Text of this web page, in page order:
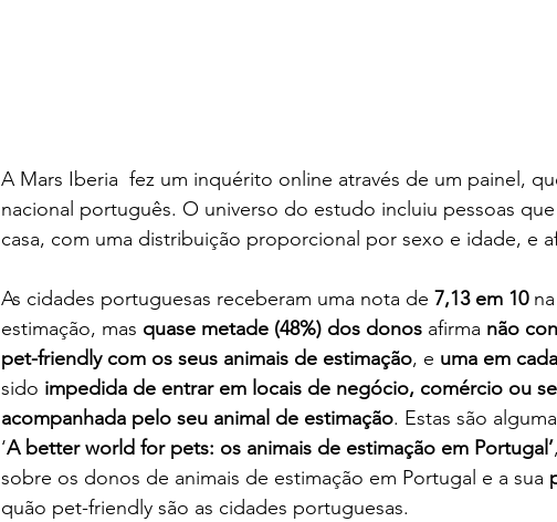
A Mars Iberia  fez um inquérito online através de um painel,
nacional português. O universo do estudo incluiu pessoas
casa, com uma distribuição proporcional por sexo e idade, e
As cidades portuguesas receberam uma nota de 7,13 em 10 na
estimação, mas quase metade (48%) dos donos afirma não
pet-friendly com os seus animais de estimação, e uma em
sido impedida de entrar em locais de negócio, comércio ou
acompanhada pelo seu animal de estimação. Estas são
‘A better world for pets: os animais de estimação em Portugal’
sobre os donos de animais de estimação em Portugal e a sua
quão pet-friendly são as cidades portuguesas.